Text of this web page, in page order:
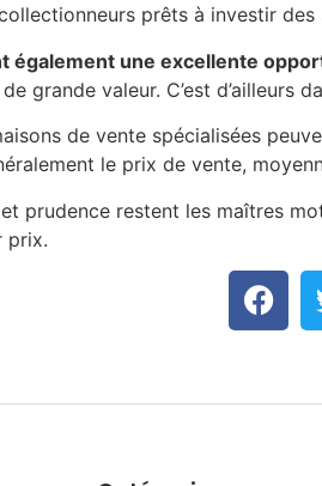
prêts à investir
également une excellente
grande valeur. C’est d’ailleurs
de vente spécialisées
le prix de vente,
prudence restent les maîtres
prix.